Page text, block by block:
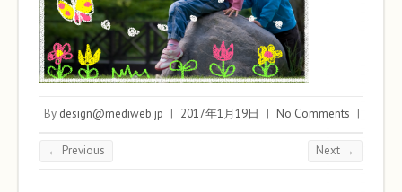
By design@mediweb.jp 2017年1月19日 No Comments
← Previous Next →